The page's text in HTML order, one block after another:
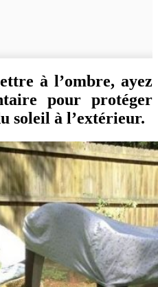
à l’ombre, ayez
pour protéger
soleil à l’extérieur.